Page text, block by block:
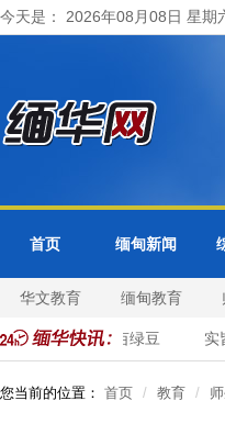
今天是： 2026年08月08日 星期
首页 缅甸新闻
华文教育 缅甸教育
种植1千多英亩绿豆 实
您当前的位置： 首页 教育